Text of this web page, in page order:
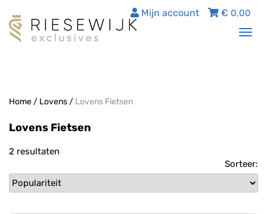
€ 0,00
Mijn account
Home/ Lovens/ Lovens Fietsen
Lovens Fietsen
2 resultaten
Sorteer: